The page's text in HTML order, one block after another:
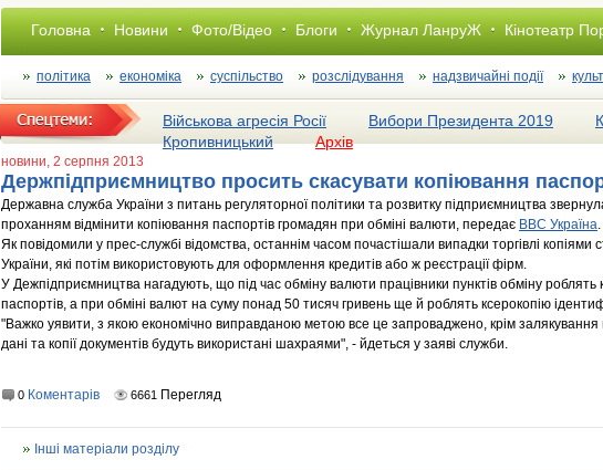
Головна Новини Фото/Відео Блоги Журнал ЛанруЖ Кінотеатр
політика економіка суспільство розслiдування надзвичайні події
Військова агресія Росії Вибори Президента 2019
Кропивницький
Архів
новини, 2 серпня 2013
Держпідприємництво просить скасувати копіювання
Державна служба України з питань регуляторної політики та розвитку підприємництва
проханням відмінити копіювання паспортів громадян при обміні валюти, передає ВВС Україна.
Як повідомили у прес-службі відомства, останнім часом почастішали випадки торгівлі копіями
України, які потім використовують для оформлення кредитів або ж реєстрації фірм.
У Дежпідприємництва нагадують, що під час обміну валюти працівники пунктів обміну роблять
паспортів, а при обміні валют на суму понад 50 тисяч гривень ще й роблять ксерокопію
"Важко уявити, з якою економічно виправданою метою все це запроваджено, крім залякування
дані та копії документів будуть використані шахраями", - йдеться у заяві служби.
0 Коментарів 6661 Перегляд
Інші матеріали розділу